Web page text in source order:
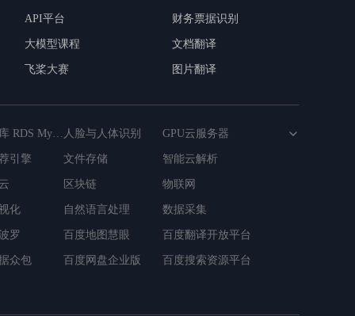
API平台
大模型课程
飞桨大赛
财务票据识别
文档翻译
图片翻译
云数据库 RDS MySQL版 人脸与人体识别 GPU云服务器
引擎 文件存储 智能云解析
对象存储 云虚拟主机
区块链 物联网
化 自然语言处理 数据采集
罗 百度地图慧眼 百度翻译开放平台
众包 百度网盘企业版 百度搜索资源平台